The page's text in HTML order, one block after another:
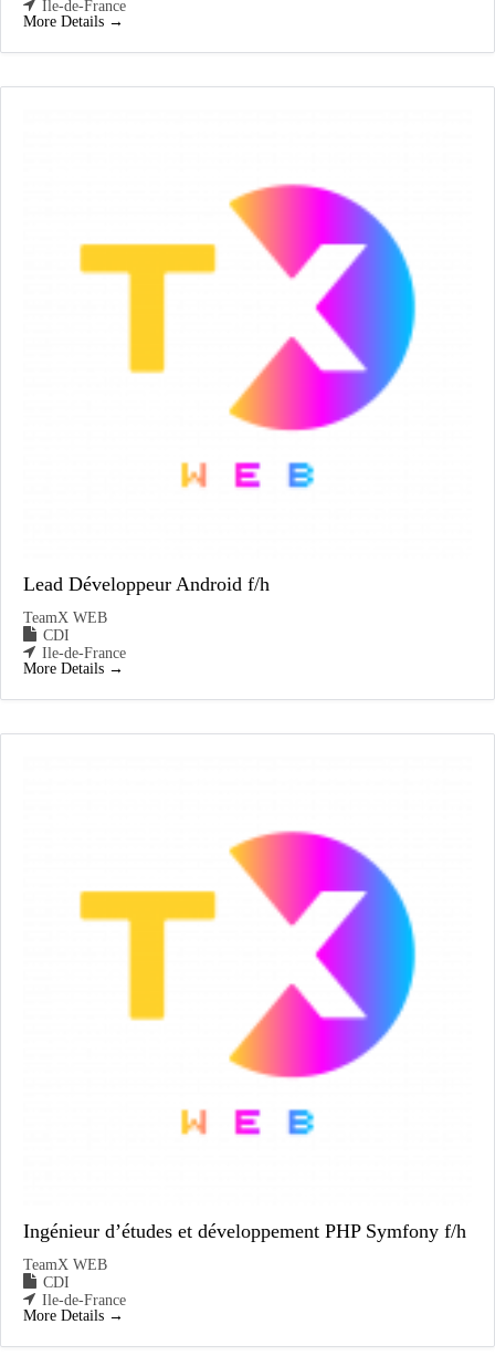
Ile-de-France
More Details
Lead Développeur Android f/h
TeamX WEB
CDI
Ile-de-France
More Details
Ingénieur d’études et développement PHP Symfony f/h
TeamX WEB
CDI
Ile-de-France
More Details